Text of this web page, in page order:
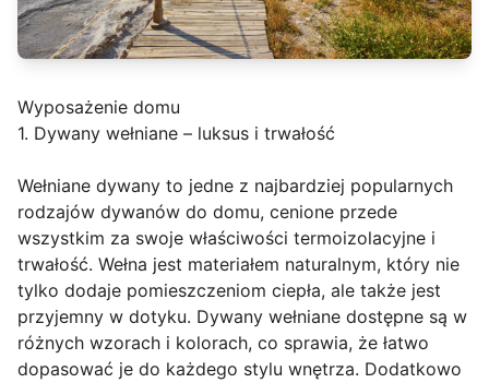
Wyposażenie domu
1. Dywany wełniane – luksus i trwałość
Wełniane dywany to jedne z najbardziej popularnych
rodzajów dywanów do domu, cenione przede
wszystkim za swoje właściwości termoizolacyjne i
trwałość. Wełna jest materiałem naturalnym, który nie
tylko dodaje pomieszczeniom ciepła, ale także jest
przyjemny w dotyku. Dywany wełniane dostępne są w
różnych wzorach i kolorach, co sprawia, że łatwo
dopasować je do każdego stylu wnętrza. Dodatkowo